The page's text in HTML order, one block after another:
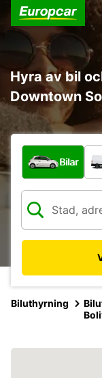
Hyra av bil
Downtown
Vilken typ av
Bilar
Biluthyrning